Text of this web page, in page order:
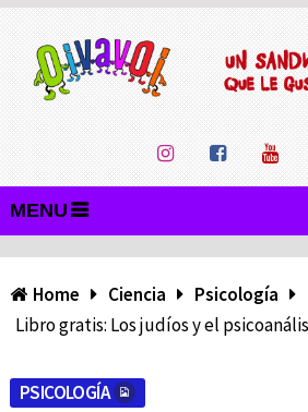
MENU
Home Ciencia
Psicología
Libro gratis: Los judíos y el
PSICOLOGÍA